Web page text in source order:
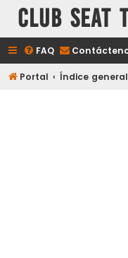
Club Seat
FAQ
Portal Índice general